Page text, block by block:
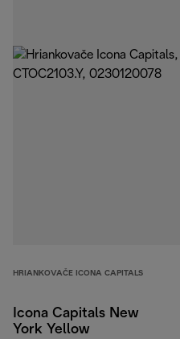
HRIANKOVAČE ICONA CAPITALS
Icona Capitals New
York Yellow